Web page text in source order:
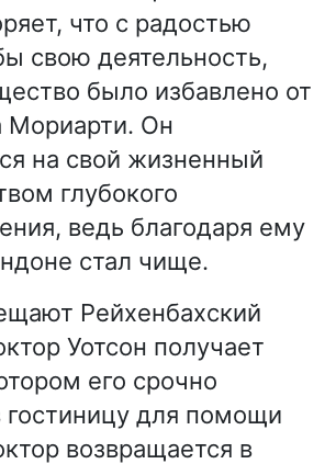
что с радостью
свою деятельность,
было избавлено от
Мориарти. Он
на свой жизненный
глубокого
ведь благодаря ему
стал чище.
Рейхенбахский
Уотсон получает
его срочно
для помощи
возвращается в